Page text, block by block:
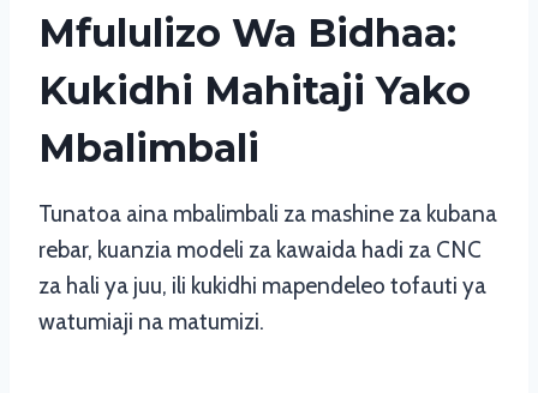
Mfululizo Wa Bidhaa:
Kukidhi Mahitaji Yako
Mbalimbali
Tunatoa aina mbalimbali za mashine za kubana
rebar, kuanzia modeli za kawaida hadi za CNC
za hali ya juu, ili kukidhi mapendeleo tofauti ya
watumiaji na matumizi.